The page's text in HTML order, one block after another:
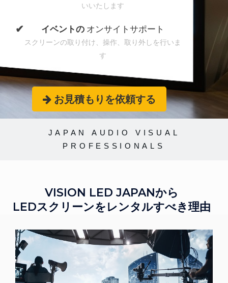
いいたします
✔ イベントのオンサイトサポート
スクリーンの取り付け、操作、取り外しを行いま
す
お見積もりを依頼する
JAPAN AUDIO VISUAL
PROFESSIONALS
VISION LED JAPANから
LEDスクリーンをレンタルすべき理由